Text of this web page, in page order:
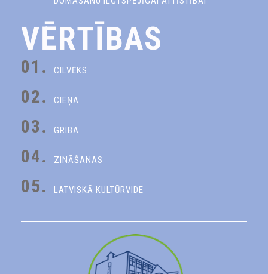
VĒRTĪBAS
01. CILVĒKS
02. CIEŅA
03. GRIBA
04. ZINĀŠANAS
05. LATVISKĀ KULTŪRVIDE